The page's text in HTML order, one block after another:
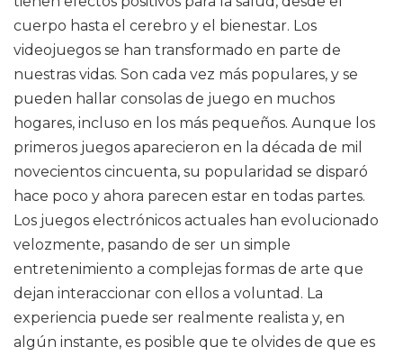
cuerpo hasta el cerebro y el bienestar. Los
videojuegos se han transformado en parte de
nuestras vidas. Son cada vez más populares, y se
pueden hallar consolas de juego en muchos
hogares, incluso en los más pequeños. Aunque los
primeros juegos aparecieron en la década de mil
novecientos cincuenta, su popularidad se disparó
hace poco y ahora parecen estar en todas partes.
Los juegos electrónicos actuales han evolucionado
velozmente, pasando de ser un simple
entretenimiento a complejas formas de arte que
dejan interaccionar con ellos a voluntad. La
experiencia puede ser realmente realista y, en
algún instante, es posible que te olvides de que es